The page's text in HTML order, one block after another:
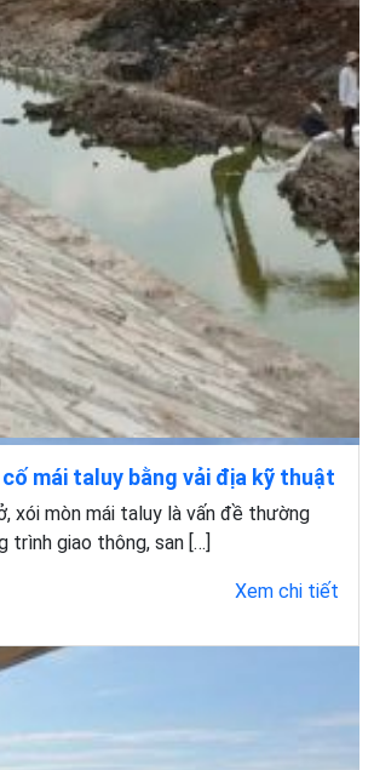
cố mái taluy bằng vải địa kỹ thuật
xói mòn mái taluy là vấn đề thường
trình giao thông, san […]
Xem chi tiết